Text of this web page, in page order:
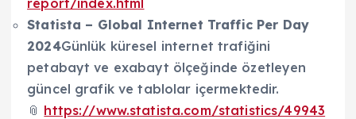
Statista – Global Internet Traffic Per Day
2024Günlük küresel internet trafiğini
petabayt ve exabayt ölçeğinde özetleyen
güncel grafik ve tablolar içermektedir.
📎 https://www.statista.com/statistics/49943